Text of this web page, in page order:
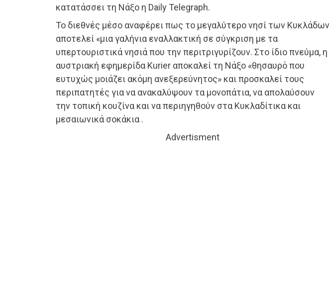
κατατάσσει τη Νάξο η Daily Telegraph.
Το διεθνές μέσο αναφέρει πως το μεγαλύτερο νησί των Κυκλάδων
αποτελεί «μια γαλήνια εναλλακτική σε σύγκριση με τα
υπερτουριστικά νησιά που την περιτριγυρίζουν. Στο ίδιο πνεύμα, η
αυστριακή εφημερίδα Kurier αποκαλεί τη Νάξο «θησαυρό που
ευτυχώς μοιάζει ακόμη ανεξερεύνητος» και προσκαλεί τους
περιπατητές για να ανακαλύψουν τα μονοπάτια, να απολαύσουν
την τοπική κουζίνα και να περιηγηθούν στα Κυκλαδίτικα και
μεσαιωνικά σοκάκια .
Advertisment